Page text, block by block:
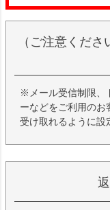
（ご注意くだ
※メール受信制限、
ーなどをご利用の
受け取れるように設